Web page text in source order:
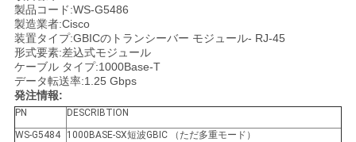
い
ニ
ュ
ー
製品コード:WS-G5486
製造業者:Cisco
装置タイプ:GBICのトランシーバー モジュール- RJ-45
形式要素:差込式モジュール
ケーブル タイプ:1000Base-T
データ転送率:1.25 Gbps
発注情報:
PN
DESCRIBTION
WS-G5484
1000BASE-SX短波GBIC （ただ多重モード）